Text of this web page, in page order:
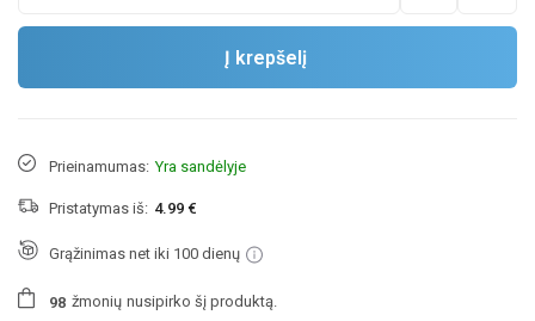
Į krepšelį
Prieinamumas: Yra sandėlyje
Pristatymas iš: 4.99 €
Grąžinimas net iki 100 dienų
98 žmonių nusipirko šį produktą.